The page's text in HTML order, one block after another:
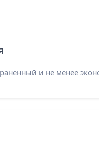
и не менее